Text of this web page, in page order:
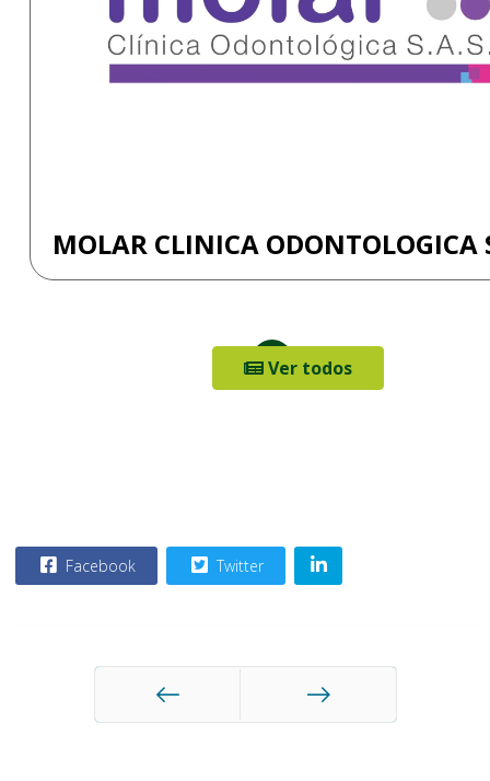
MOLAR CLINICA ODONTOLOGICA
Ver todos
Facebook Twitter